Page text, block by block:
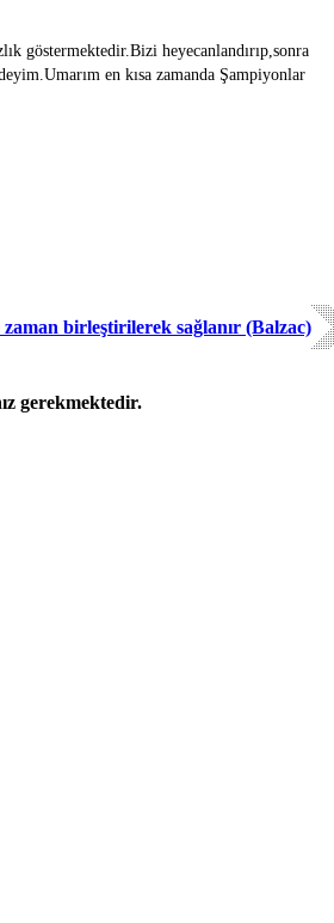
göstermektedir.Bizi heyecanlandırıp,sonra
en kısa zamanda Şampiyonlar
zaman birleştirilerek sağlanır (Balzac)
gerekmektedir.